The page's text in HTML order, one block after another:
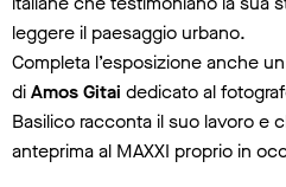
leggere il paesaggio urbano.
Completa l’esposizione anche
diAmos Gitai dedicato al
Basilico racconta il suo lavoro e
anteprima al MAXXI proprio in